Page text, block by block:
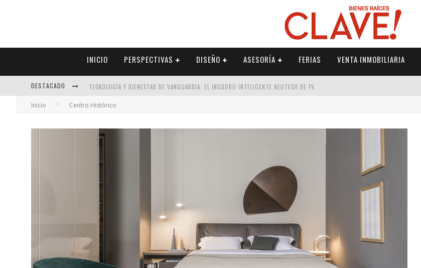
INICIO PERSPECTIVAS DISEÑO ASESORÍA FERIAS VENTA INMOBILIARIA
DESTACADO TECNOLOGÍA Y BIENESTAR DE VANGUARDIA: EL INODORO INTELIGENTE NEOTECH DE FV.
SECTOR INMOBILIARIO – RECUPERACIÓN A PASO FIRME
ALEXANDRA BEDOYA – LA CONSTANCIA DETRÁS DE LA PALETERÍA
Inicio Centro Histórico
SAINT-GOBAIN IMPTEK – XI CONVENCIÓN